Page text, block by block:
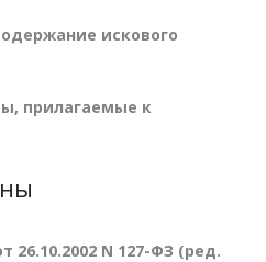
искового
прилагаемые к
26.10.2002 N 127-ФЗ (ред.